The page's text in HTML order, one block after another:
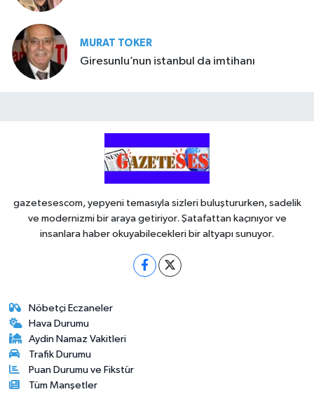
MURAT TOKER
Giresunlu’nun istanbul da imtihanı
gazetesescom, yepyeni temasıyla sizleri buluştururken, sadelik
ve modernizmi bir araya getiriyor. Şatafattan kaçınıyor ve
insanlara haber okuyabilecekleri bir altyapı sunuyor.
Nöbetçi Eczaneler
Hava Durumu
Aydin Namaz Vakitleri
Trafik Durumu
Puan Durumu ve Fikstür
Tüm Manşetler